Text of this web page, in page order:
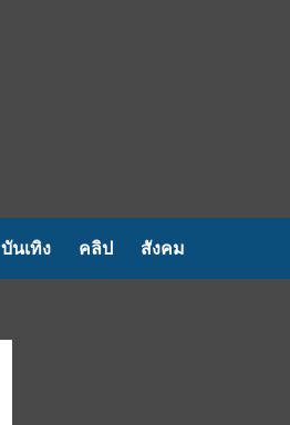
บันเทิง คลิป สังคม